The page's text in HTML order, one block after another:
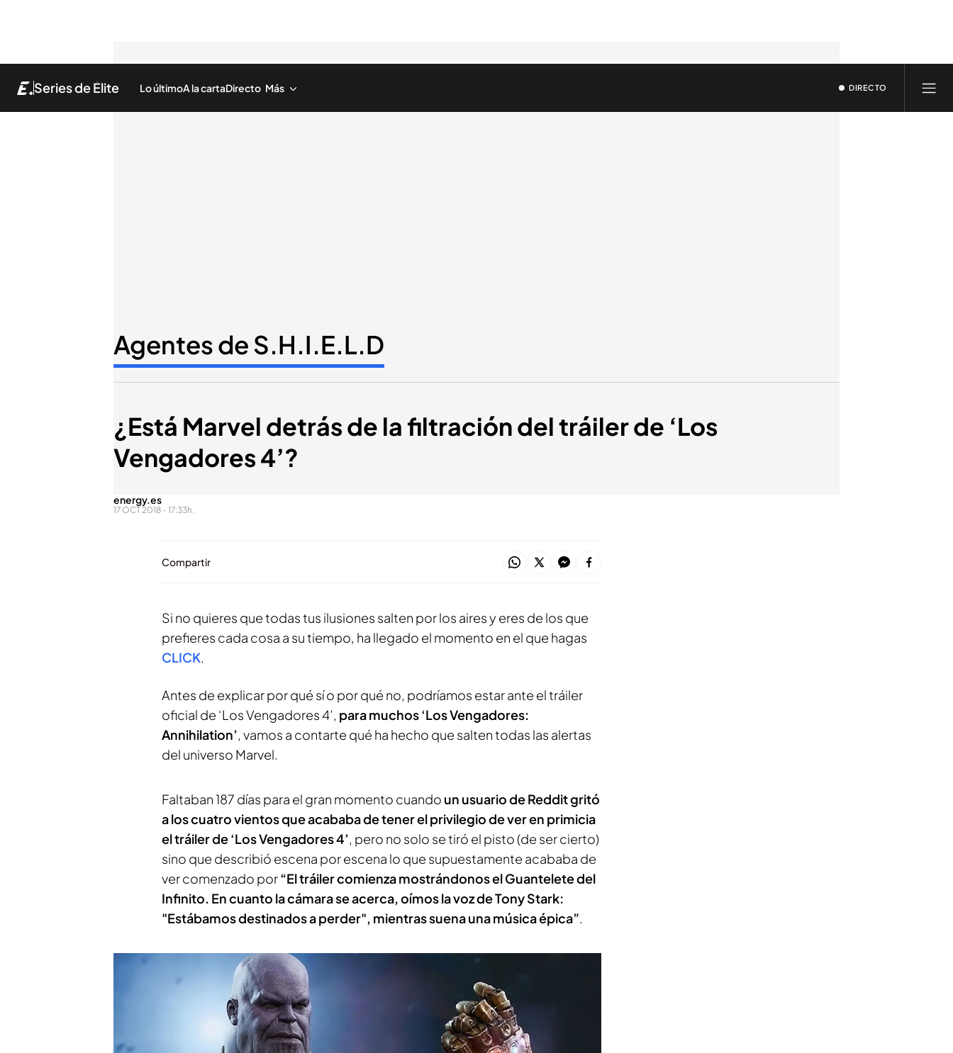
Series de Élite Lo últimoA la cartaDirecto Más DIRECTO
Agentes de S.H.I.E.L.D
¿Está Marvel detrás de la filtración del tráiler de ‘Los
Vengadores 4’?
energy.es
17 OCT 2018 - 17:33h.
Compartir
Si no quieres que todas tus ilusiones salten por los aires y eres de los que
prefieres cada cosa a su tiempo, ha llegado el momento en el que hagas
CLICK.
Antes de explicar por qué sí o por qué no, podríamos estar ante el tráiler
oficial de ‘Los Vengadores 4’, para muchos ‘Los Vengadores:
Annihilation’, vamos a contarte qué ha hecho que salten todas las alertas
del universo Marvel.
Faltaban 187 días para el gran momento cuando un usuario de Reddit gritó
a los cuatro vientos que acababa de tener el privilegio de ver en primicia
el tráiler de ‘Los Vengadores 4’, pero no solo se tiró el pisto (de ser cierto)
sino que describió escena por escena lo que supuestamente acababa de
ver comenzado por“El tráiler comienza mostrándonos el Guantelete del
Infinito. En cuanto la cámara se acerca, oímos la voz de Tony Stark:
"Estábamos destinados a perder", mientras suena una música épica”.